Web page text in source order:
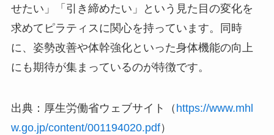
せたい」「引き締めたい」という見た目の変化を
求めてピラティスに関心を持っています。同時
に、姿勢改善や体幹強化といった身体機能の向上
にも期待が集まっているのが特徴です。
出典：厚生労働省ウェブサイト（ https://www.mhl
w.go.jp/content/001194020.pdf）